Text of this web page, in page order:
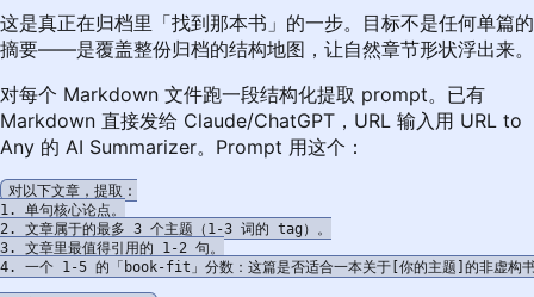
这是真正在归档里「找到那本书」的一步。目标不是任何单篇的
摘要——是覆盖整份归档的结构地图，让自然章节形状浮出来。
对每个 Markdown 文件跑一段结构化提取 prompt。已有
Markdown 直接发给 Claude/ChatGPT，URL 输入用 URL to
Any 的 AI Summarizer。Prompt 用这个：
对以下文章，提取：
1. 单句核心论点。
2. 文章属于的最多 3 个主题（1-3 词的 tag）。
3. 文章里最值得引用的 1-2 句。
4. 一个 1-5 的「book-fit」分数：这篇是否适合一本关于[你的主题]的非虚构